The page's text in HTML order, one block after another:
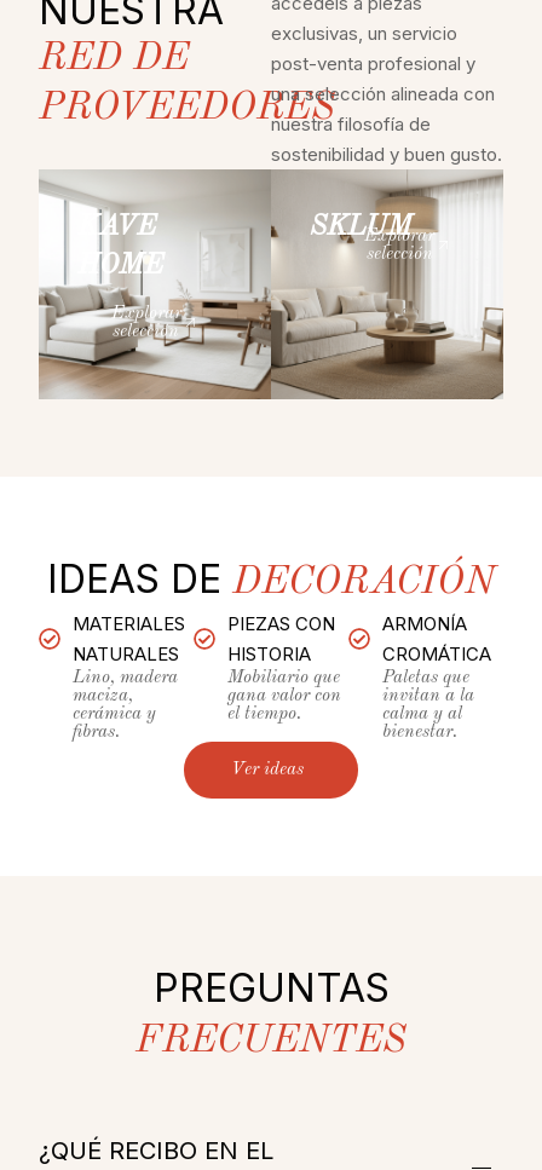
NUESTRA
RED DE
PROVEEDORES
exclusivas, un servicio
post-venta profesional y
una selección alineada con
nuestra filosofía de
sostenibilidad y buen gusto.
KAVE
HOME
Explorar
selección
SKLUM
Explorar
selección
IDEAS DE DECORACIÓN
MATERIALES
NATURALES
Lino, madera
maciza,
cerámica y
fibras.
PIEZAS CON
HISTORIA
Mobiliario que
gana valor con
el tiempo.
ARMONÍA
CROMÁTICA
Paletas que
invitan a la
calma y al
bienestar.
Ver ideas
PREGUNTAS
FRECUENTES
¿QUÉ RECIBO EN EL